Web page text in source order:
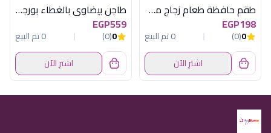
طقم حافظة طعام زجاج مدور قطعتين 22 أونصة أكسفورد - 3CC065-0CL
EGP198
0
(0)
0 تم البيع
اشترِ الآن
طاجن بيضاوى بالغطاء بورجام
EGP559
0
(0)
0 تم البيع
اشترِ الآن